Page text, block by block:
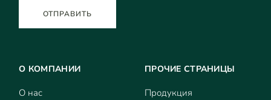
ОТПРАВИТЬ
О КОМПАНИИ
О нас
ПРОЧИЕ СТРАНИЦЫ
Продукция